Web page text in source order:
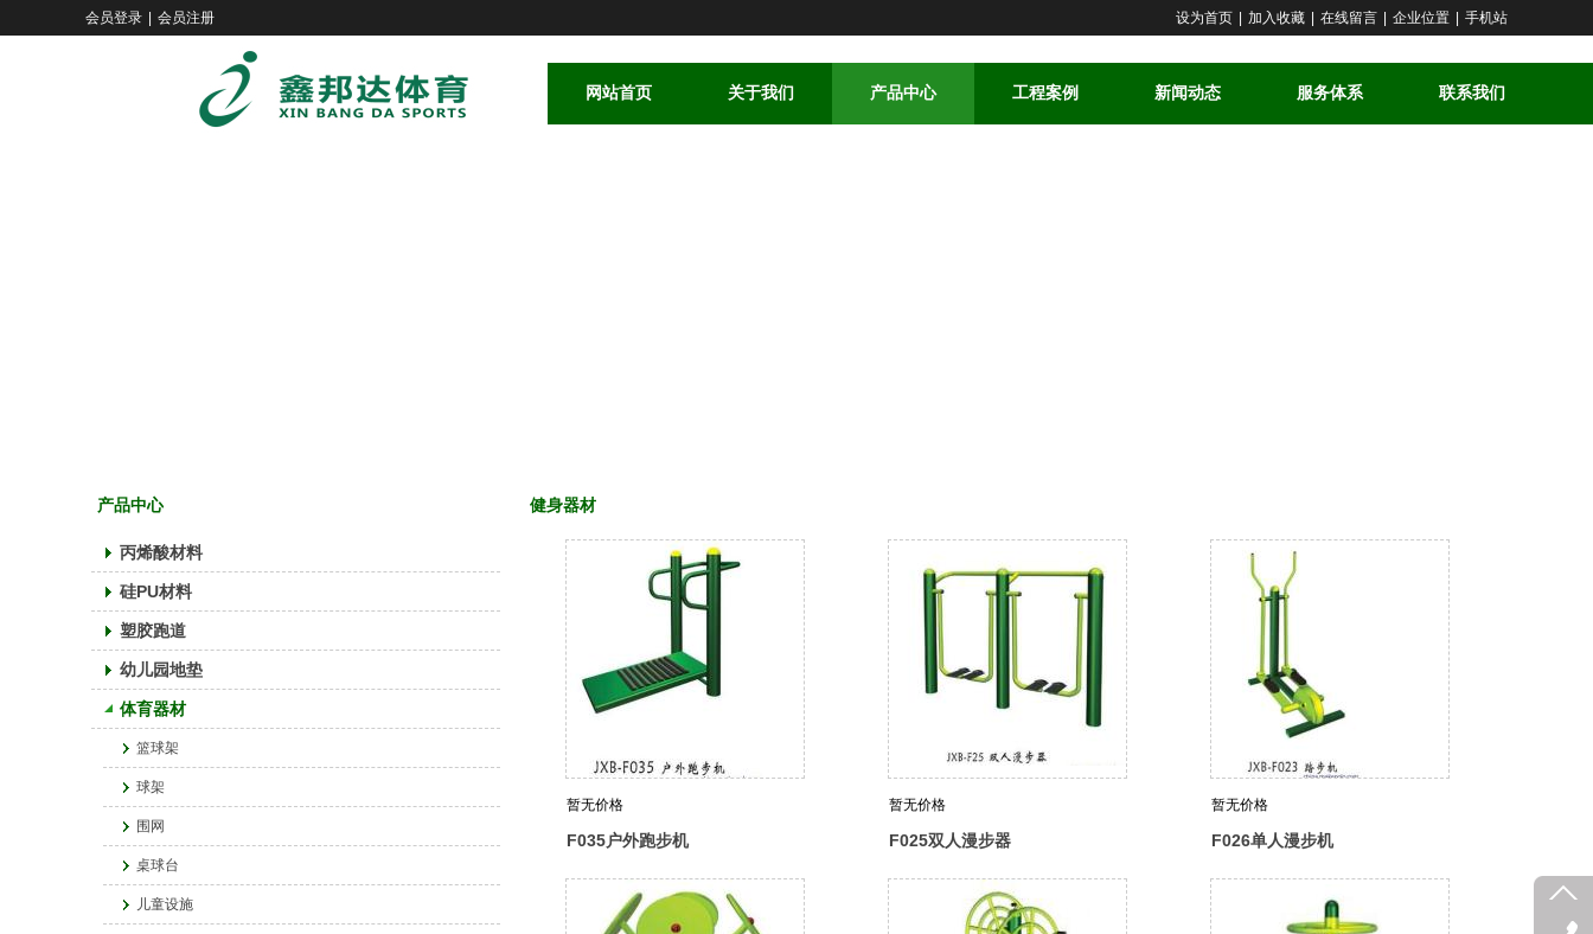
网站首页 关于我们 产品中心 工程案例 新闻动态 服务体系 联系我们
会员登录 会员注册 设为首页 加入收藏 在线留言 企业位置 手机站
产品中心
丙烯酸材料
硅PU材料
塑胶跑道
幼儿园地垫
体育器材
篮球架
球架
围网
桌球台
儿童设施
健身器材
暂无价格
F035户外跑步机
暂无价格
F025双人漫步器
暂无价格
F026单人漫步机